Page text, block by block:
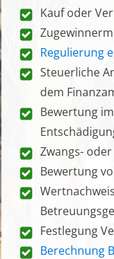
Kauf oder
Regulierung
Steuerliche
dem
Bewertung
Zwangs-
Bewertung
Festlegung
Berechnung